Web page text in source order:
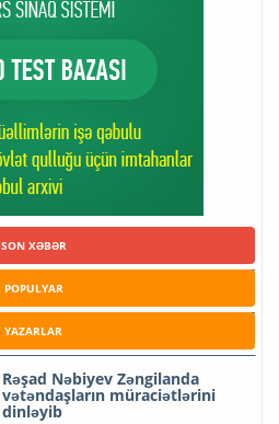
SON XƏBƏR
POPULYAR
YAZARLAR
Rəşad Nəbiyev Zəngilanda
vətəndaşların müraciətlərini
dinləyib